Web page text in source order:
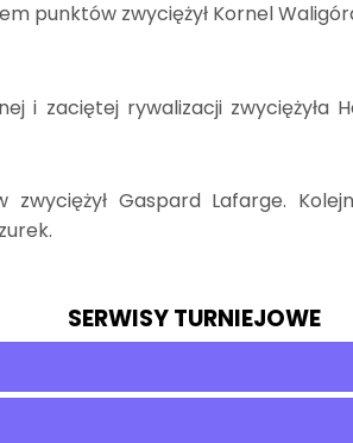
punktów zwyciężył Kornel
i zaciętej rywalizacji zwyciężyła
Gaspard Lafarge.
SERWISY TURNIEJOWE